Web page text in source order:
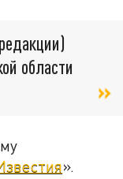
области
».